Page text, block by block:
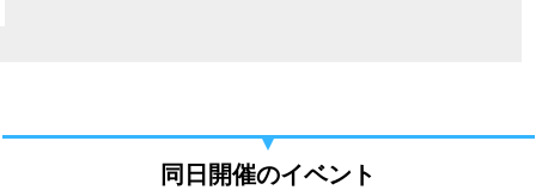
同日開催のイベント